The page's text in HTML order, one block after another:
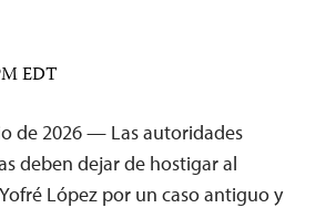
EDT
de 2026 — Las autoridades
deben dejar de hostigar al
López por un caso antiguo y